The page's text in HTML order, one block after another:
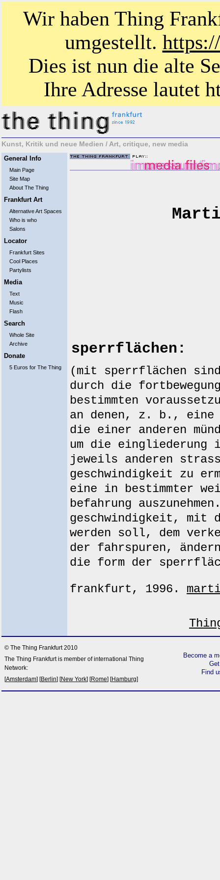
Wir haben Thing
umgestellt.
Dies ist nun die alte
Ihre Adresse lautet
Kunst, Kritik und neue Medien / Art, critique, new media
General Info
Main Page
Site Map
About The Thing
Frankfurt Art
Alternative Art Spaces
Who is who
Salons
Locator
Frankfurt Sites
Cool Places
Partylists
Media
Text
Music
Flash
Search
Whole Site
Archive
Donate
5 Euros for The Thing
sperrflächen:
(mit sperrflächen
durch die
bestimmten
an denen, z. b., eine
die einer anderen
um die eingliederung
jeweils anderen
geschwindigkeit zu
eine in bestimmter
befahrung
geschwindigkeit,
werden soll, dem
der fahrspuren,
die form der
frankfurt, 1996.
© The Thing Frankfurt 2010
The Thing Frankfurt is member of international Thing
Network:
[Amsterdam] [Berlin] [New York] [Rome] [Hamburg]
Become a
Find